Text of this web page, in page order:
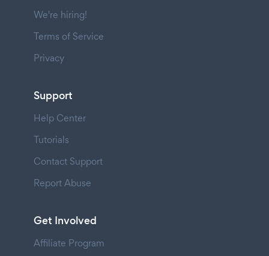
We're hiring!
Terms of Service
Privacy
Support
Help Center
Tutorials
Contact Support
Report Abuse
Get Involved
Affiliate Program